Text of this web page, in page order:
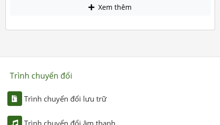
Xem thêm
Trình chuyển đổi
Trình chuyển đổi lưu trữ